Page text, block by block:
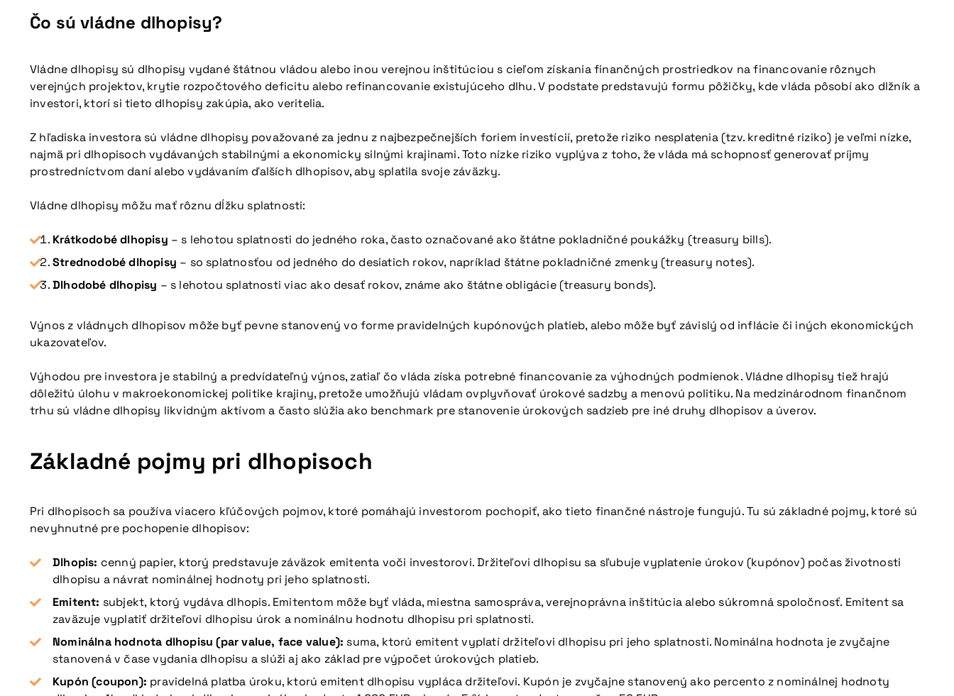
Čo sú vládne dlhopisy?
Vládne dlhopisy sú dlhopisy vydané štátnou vládou alebo inou verejnou inštitúciou s cieľom získania finančných prostriedkov na financovanie rôznych
verejných projektov, krytie rozpočtového deficitu alebo refinancovanie existujúceho dlhu. V podstate predstavujú formu pôžičky, kde vláda pôsobí ako dlžník a
investori, ktorí si tieto dlhopisy zakúpia, ako veritelia.
Z hľadiska investora sú vládne dlhopisy považované za jednu z najbezpečnejších foriem investícií, pretože riziko nesplatenia (tzv. kreditné riziko) je veľmi nízke,
najmä pri dlhopisoch vydávaných stabilnými a ekonomicky silnými krajinami. Toto nízke riziko vyplýva z toho, že vláda má schopnosť generovať príjmy
prostredníctvom daní alebo vydávaním ďalších dlhopisov, aby splatila svoje záväzky.
Vládne dlhopisy môžu mať rôznu dĺžku splatnosti:
Krátkodobé dlhopisy – s lehotou splatnosti do jedného roka, často označované ako štátne pokladničné poukážky (treasury bills).
Strednodobé dlhopisy – so splatnosťou od jedného do desiatich rokov, napríklad štátne pokladničné zmenky (treasury notes).
Dlhodobé dlhopisy – s lehotou splatnosti viac ako desať rokov, známe ako štátne obligácie (treasury bonds).
Výnos z vládnych dlhopisov môže byť pevne stanovený vo forme pravidelných kupónových platieb, alebo môže byť závislý od inflácie či iných ekonomických
ukazovateľov.
Výhodou pre investora je stabilný a predvídateľný výnos, zatiaľ čo vláda získa potrebné financovanie za výhodných podmienok. Vládne dlhopisy tiež hrajú
dôležitú úlohu v makroekonomickej politike krajiny, pretože umožňujú vládam ovplyvňovať úrokové sadzby a menovú politiku. Na medzinárodnom finančnom
trhu sú vládne dlhopisy likvidným aktívom a často slúžia ako benchmark pre stanovenie úrokových sadzieb pre iné druhy dlhopisov a úverov.
Základné pojmy pri dlhopisoch
Pri dlhopisoch sa používa viacero kľúčových pojmov, ktoré pomáhajú investorom pochopiť, ako tieto finančné nástroje fungujú. Tu sú základné pojmy, ktoré sú
nevyhnutné pre pochopenie dlhopisov:
Dlhopis: cenný papier, ktorý predstavuje záväzok emitenta voči investorovi. Držiteľovi dlhopisu sa sľubuje vyplatenie úrokov (kupónov) počas životnosti
dlhopisu a návrat nominálnej hodnoty pri jeho splatnosti.
Emitent: subjekt, ktorý vydáva dlhopis. Emitentom môže byť vláda, miestna samospráva, verejnoprávna inštitúcia alebo súkromná spoločnosť. Emitent sa
zaväzuje vyplatiť držiteľovi dlhopisu úrok a nominálnu hodnotu dlhopisu pri splatnosti.
Nominálna hodnota dlhopisu (par value, face value): suma, ktorú emitent vyplatí držiteľovi dlhopisu pri jeho splatnosti. Nominálna hodnota je zvyčajne
stanovená v čase vydania dlhopisu a slúži aj ako základ pre výpočet úrokových platieb.
Kupón (coupon): pravidelná platba úroku, ktorú emitent dlhopisu vypláca držiteľovi. Kupón je zvyčajne stanovený ako percento z nominálnej hodnoty